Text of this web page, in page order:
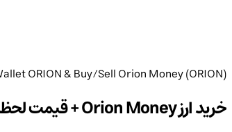
ORION & Buy/Sell Orion Money (ORION)
خرید ارز Orion Money + قیمت لحظه ای اوریون مونی به همراه نمودار حرفه ای